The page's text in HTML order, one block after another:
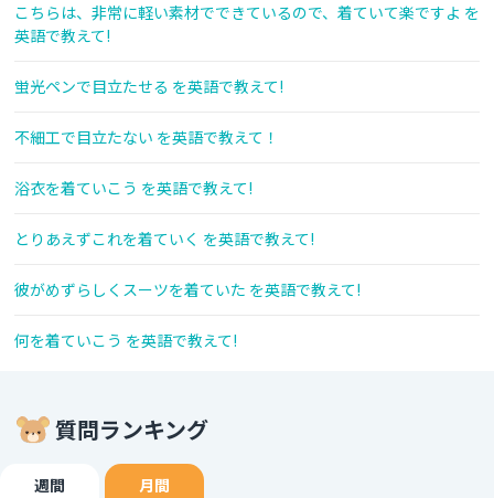
こちらは、非常に軽い素材でできているので、着ていて楽ですよ を
英語で教えて!
蛍光ペンで目立たせる を英語で教えて!
不細工で目立たない を英語で教えて！
浴衣を着ていこう を英語で教えて!
とりあえずこれを着ていく を英語で教えて!
彼がめずらしくスーツを着ていた を英語で教えて!
何を着ていこう を英語で教えて!
質問ランキング
週間 月間